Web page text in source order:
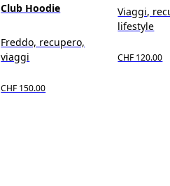
Club Hoodie
Freddo, recupero,
viaggi
CHF 150.00
Viaggi,
lifestyle
CHF 120.00